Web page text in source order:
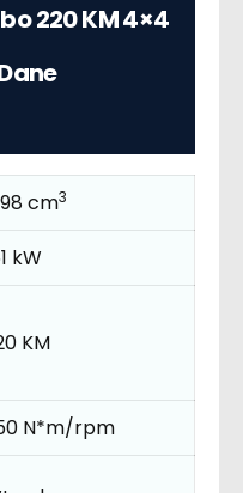
220 KM 4×4
cm3
kW
KM
N*m/rpm